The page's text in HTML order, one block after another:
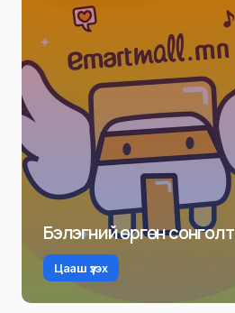
Бэлэгний өргөн сонголт
Цааш үзэх